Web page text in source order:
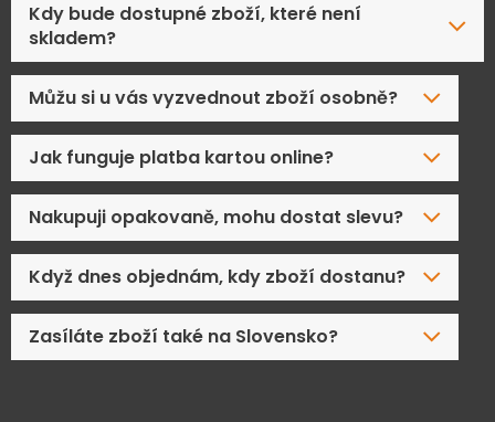
Kdy bude dostupné zboží, které není
skladem?
Můžu si u vás vyzvednout zboží osobně?
Jak funguje platba kartou online?
Nakupuji opakovaně, mohu dostat slevu?
Když dnes objednám, kdy zboží dostanu?
Zasíláte zboží také na Slovensko?